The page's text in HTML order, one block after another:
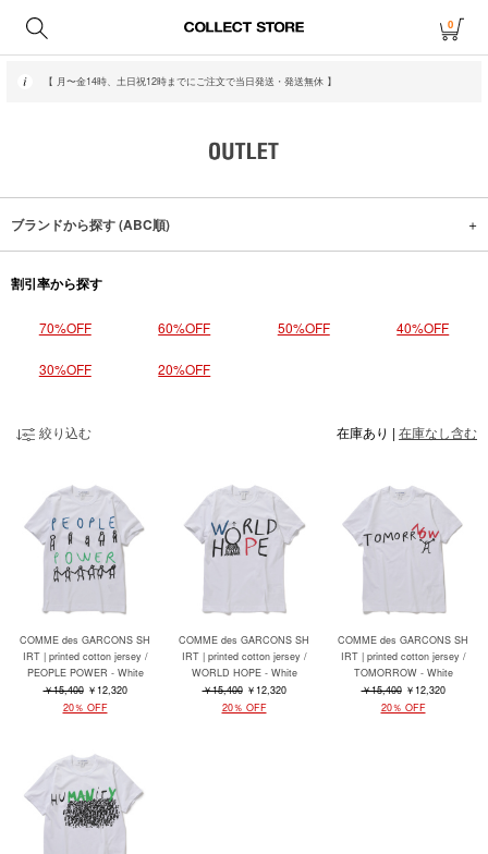
0
【 月〜金14時、土日祝12時までにご注文で当日発送・発送無休 】
ブランドから探す (ABC順)
割引率から探す
70%OFF 60%OFF 50%OFF 40%OFF
30%OFF 20%OFF
在庫あり | 在庫なし含む
絞り込む
COMME des GARCONS SH
IRT | printed cotton jersey /
PEOPLE POWER - White
￥15,400 ￥12,320
20％ OFF
COMME des GARCONS SH
IRT | printed cotton jersey /
WORLD HOPE - White
￥15,400 ￥12,320
20％ OFF
COMME des GARCONS SH
IRT | printed cotton jersey /
TOMORROW - White
￥15,400 ￥12,320
20％ OFF